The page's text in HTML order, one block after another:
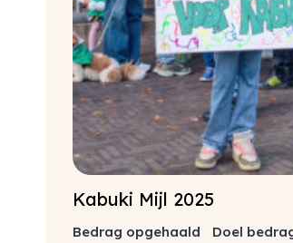
Kabuki Mijl 2025
Doel
Bedrag opgehaald